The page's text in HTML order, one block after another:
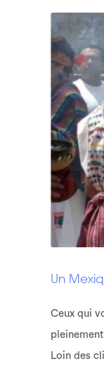
Un
Ceux qui
Loin des